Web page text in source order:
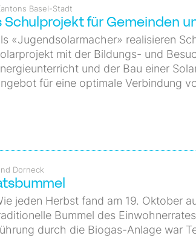
Basel-Stadt
für Gemeinden
«Jugendsolarmacher» realisieren
mit der Bildungs- und
und der Bau einer
für eine optimale Verbindung
Dorneck
jeden Herbst fand am 19. Oktober
Bummel des
durch die Biogas-Anlage war